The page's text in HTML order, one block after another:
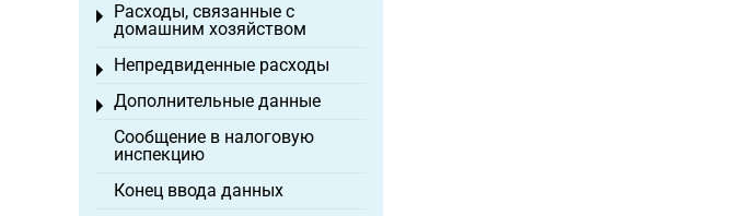
Расходы, связанные с
домашним хозяйством
Toggle menu
Непредвиденные расходы
Toggle menu
Дополнительные данные
Toggle menu
Сообщение в налоговую
инспекцию
Конец ввода данных